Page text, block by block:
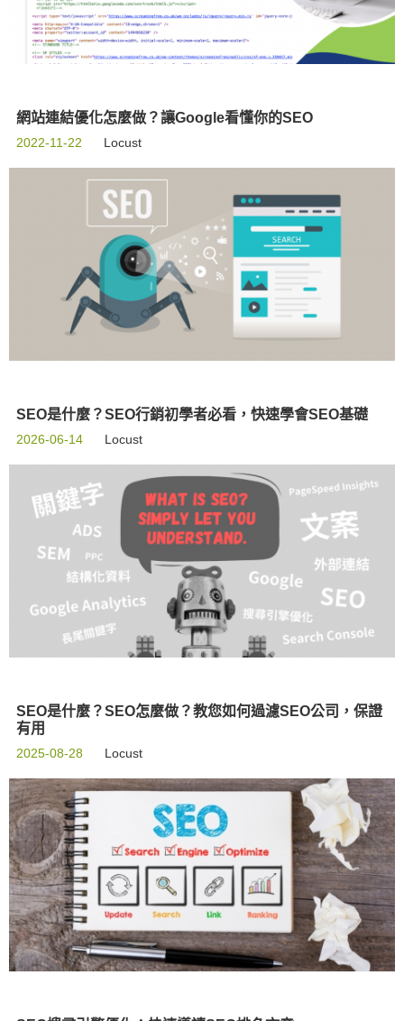
網站連結優化怎麼做？讓Google看懂你的SEO
2022-11-22 Locust
SEO是什麼？SEO行銷初學者必看，快速學會SEO基礎
2026-06-14 Locust
SEO是什麼？SEO怎麼做？教您如何過濾SEO公司，保證
有用
2025-08-28 Locust